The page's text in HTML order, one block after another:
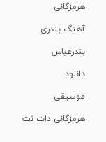
هرمزگانی
آهنگ بندری
بندرعباس
دانلود
موسیقی
هرمزگانی دات نت